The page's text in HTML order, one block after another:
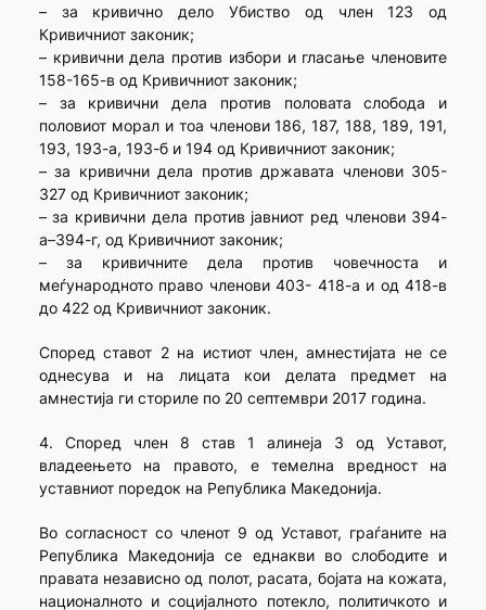
– за кривично дело Убиство од член 123 од
Кривичниот законик;
– кривични дела против избори и гласање членовите
158-165-в од Кривичниот законик;
– за кривични дела против половата слобода и
половиот морал и тоа членови 186, 187, 188, 189, 191,
193, 193-а, 193-б и 194 од Кривичниот законик;
– за кривични дела против државата членови 305-
327 од Кривичниот законик;
– за кривични дела против јавниот ред членови 394-
а–394-г, од Кривичниот законик;
– за кривичните дела против човечноста и
меѓународното право членови 403- 418-а и од 418-в
до 422 од Кривичниот законик.
Според ставот 2 на истиот член, амнестијата не се
однесува и на лицата кои делата предмет на
амнестија ги сториле по 20 септември 2017 година.
4. Според член 8 став 1 алинеја 3 од Уставот,
владеењето на правото, е темелна вредност на
уставниот поредок на Република Македонија.
Во согласност со членот 9 од Уставот, граѓаните на
Република Македонија се еднакви во слободите и
правата независно од полот, расата, бојата на кожата,
националното и социјалното потекло, политичкото и